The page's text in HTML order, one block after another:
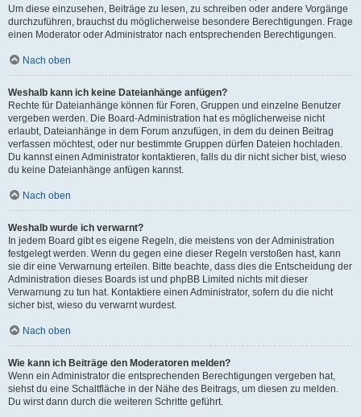
Um diese einzusehen, Beiträge zu lesen, zu schreiben oder andere Vorgänge
durchzuführen, brauchst du möglicherweise besondere Berechtigungen. Frage
einen Moderator oder Administrator nach entsprechenden Berechtigungen.
Nach oben
Weshalb kann ich keine Dateianhänge anfügen?
Rechte für Dateianhänge können für Foren, Gruppen und einzelne Benutzer
vergeben werden. Die Board-Administration hat es möglicherweise nicht
erlaubt, Dateianhänge in dem Forum anzufügen, in dem du deinen Beitrag
verfassen möchtest, oder nur bestimmte Gruppen dürfen Dateien hochladen.
Du kannst einen Administrator kontaktieren, falls du dir nicht sicher bist, wieso
du keine Dateianhänge anfügen kannst.
Nach oben
Weshalb wurde ich verwarnt?
In jedem Board gibt es eigene Regeln, die meistens von der Administration
festgelegt werden. Wenn du gegen eine dieser Regeln verstoßen hast, kann
sie dir eine Verwarnung erteilen. Bitte beachte, dass dies die Entscheidung der
Administration dieses Boards ist und phpBB Limited nichts mit dieser
Verwarnung zu tun hat. Kontaktiere einen Administrator, sofern du die nicht
sicher bist, wieso du verwarnt wurdest.
Nach oben
Wie kann ich Beiträge den Moderatoren melden?
Wenn ein Administrator die entsprechenden Berechtigungen vergeben hat,
siehst du eine Schaltfläche in der Nähe des Beitrags, um diesen zu melden.
Du wirst dann durch die weiteren Schritte geführt.